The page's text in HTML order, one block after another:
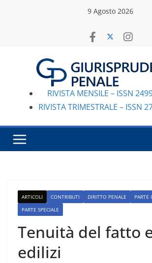
9 Agosto 2026
RIVISTA MENSILE – ISSN
RIVISTA TRIMESTRALE – ISSN
ARTICOLI CONTRIBUTI DIRITTO PENALE
PARTE
PARTE SPECIALE
Tenuità del fatto
edilizi